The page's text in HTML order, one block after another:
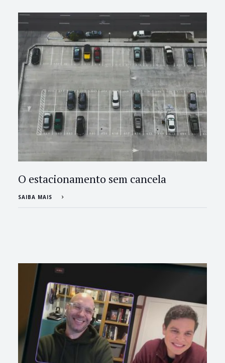
O estacionamento sem cancela
SAIBA MAIS